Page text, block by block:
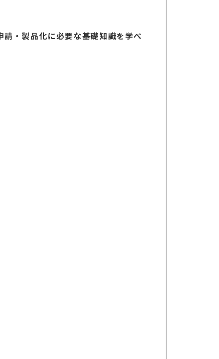
・製品化に必要な基礎知識を学べ